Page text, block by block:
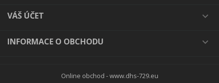
VÁŠ ÚČET 
INFORMACE O OBCHODU 
Online obchod -www.dhs-729.eu